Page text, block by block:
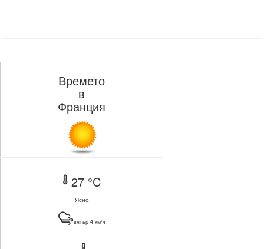
Времето
в
Франция
27 °C
Ясно
вятър 4 км/ч